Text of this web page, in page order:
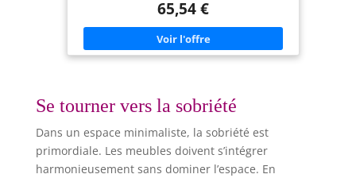
finition mate, coussin en similicuir, très
confortable et facile à nettoyer - Pieds en bois
massif résistant aux chocs pour une stabilité
accrue - Patins en plastique aux pieds pour offrir
de la stabilité sans faire de rayures et pour
protéger la chaise et le sol en bois
65,54 €
Se tourner vers la sobriété
Dans un espace minimaliste, la sobriété est
primordiale. Les meubles doivent s’intégrer
harmonieusement sans dominer l’espace. En